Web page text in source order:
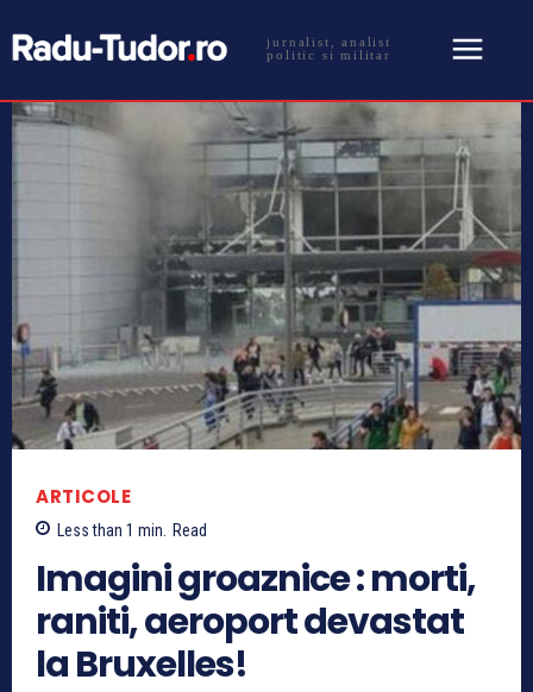
jurnalist, analist
politic si militar
ARTICOLE
Less than 1 min. Read
Imagini groaznice : morti,
raniti, aeroport devastat
la Bruxelles!